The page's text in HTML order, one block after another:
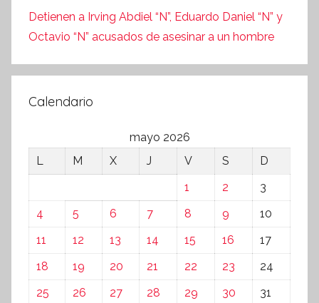
Detienen a Irving Abdiel “N”, Eduardo Daniel “N” y
Octavio “N” acusados de asesinar a un hombre
Calendario
mayo 2026
L
M X J V S
D
1
2
3
4
5 6 7 8 9
10
11
12 13 14 15 16
17
18
19 20 21 22 23
24
25
26 27 28 29 30 31